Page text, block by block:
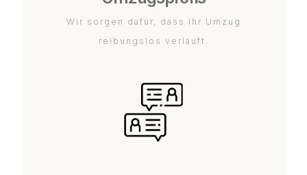
Wir sorgen dafür, dass Ihr Umzug
reibungslos verläuft.